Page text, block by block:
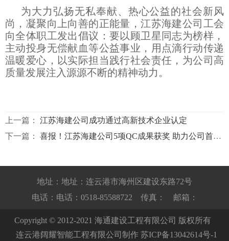
为大力弘扬无私奉献、热心公益的社会新风
尚，凝聚向上向善的正能量，江苏海建公司工会
向全体职工发出倡议：要以顾卫星同志为榜样，
主动投身无偿献血等公益事业，用点滴行动传递
温暖爱心，以实际担当践行社会责任，为公司高
质量发展注入源源不断的精神动力。
上一篇： 江苏海建公司成功通过高新技术企业认定
下一篇： 喜报！江苏海建公司5项QC成果获奖 助力公司首季“开门红”
地址：地址：连云港市海州区建设东路72号
电话：电话：0518-85588722 传真： 邮箱：
Copyright © 2012-2021 海通建设工程有限公司 版权所有
连云港阔耀智能工程有限公司制作 苏ICP备13042614号-1